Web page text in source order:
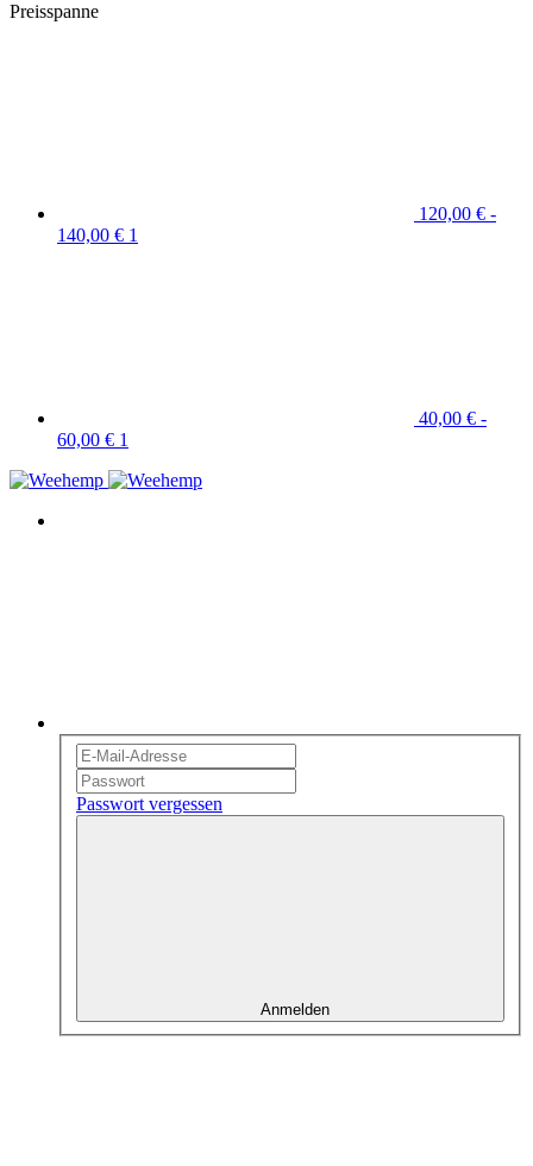
Preisspanne
120,00 € -
140,00 € 1
40,00 € -
60,00 € 1
Passwort vergessen
Anmelden